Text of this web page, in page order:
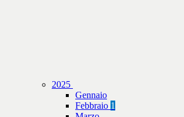
2025
Gennaio
Febbraio 1